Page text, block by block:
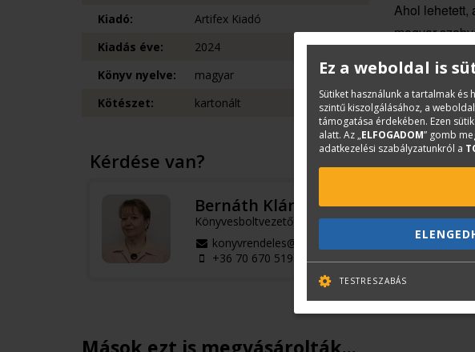
Ahol lehetett,
magyar
több javítást
Kiadó:
Artifex Kiadó
Kiadás éve:
2024
Könyv nyelve:
magyar
Kötészet:
kartonált
Kérdése van?
Bernáth Klára
Könyvesboltvezető
konyvrendeles@terc.hu
+36 70 670 5194
Ez a weboldal is
Sütiket használunk a tartalmak
szintű kiszolgálásához, a
támogatása érdekében. Ezen
alatt. Az „ELFOGADOM” gomb
adatkezelési szabályzatunkról a
TESTRESZABÁS